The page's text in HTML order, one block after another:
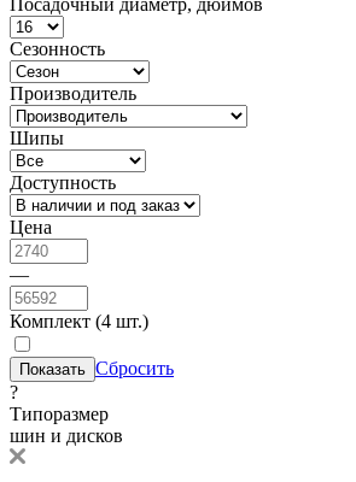
Сезонность
Производитель
Шипы
Доступность
Цена
—
Комплект (4 шт.)
Сбросить
?
Типоразмер
шин и дисков